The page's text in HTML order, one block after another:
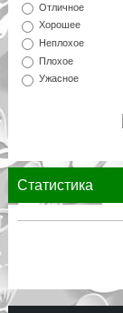
Отличное
Хорошее
Неплохое
Плохое
Ужасное
Статистика